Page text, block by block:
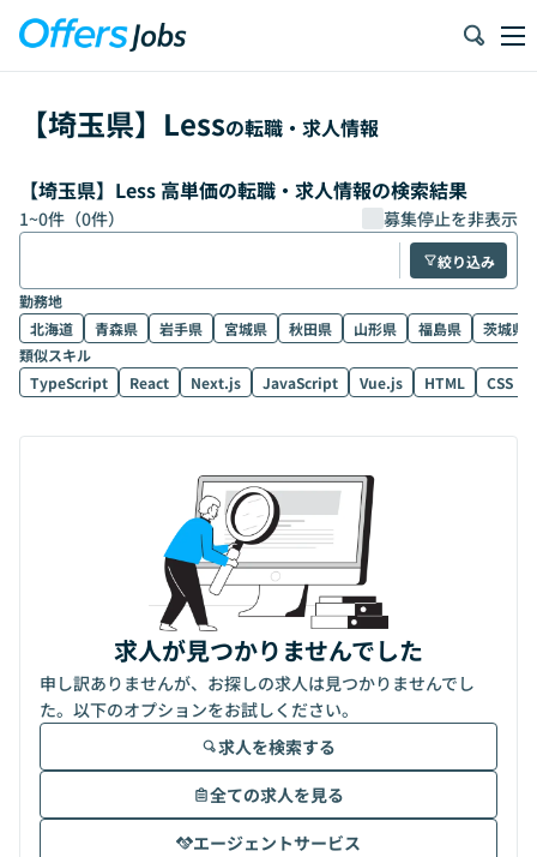
【埼玉県】 Lessの転職・求人情報
【埼玉県】Less 高単価の転職・求人情報の検索結果
1~0件（0件） 募集停止を非表示
絞り込み
勤務地
北海道
青森県 岩手県 宮城県 秋田県 山形県 福島県
茨城県
類似スキル
TypeScript
React Next.js JavaScript Vue.js HTML CSS
求人が見つかりませんでした
申し訳ありませんが、お探しの求人は見つかりませんでし
た。以下のオプションをお試しください。
求人を検索する
全ての求人を見る
エージェントサービス